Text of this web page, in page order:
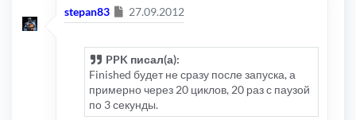
stepan83 Сообщение
27.09.2012
PPK писал(а):
Finished будет не сразу после запуска, а
примерно через 20 циклов, 20 раз с паузой
по 3 секунды.